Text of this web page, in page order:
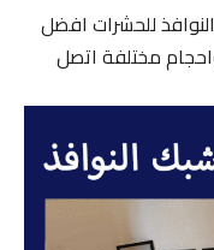
للحشرات افضل
مختلفة اتصل